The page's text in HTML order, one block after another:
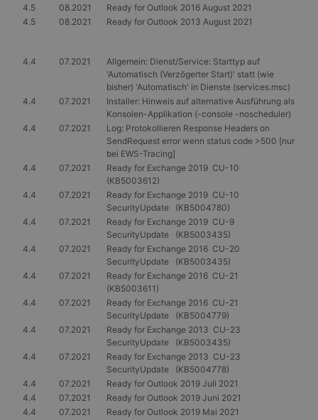
4.5
08.2021
Ready for Outlook 2016 August 2021
4.5
08.2021 Ready for Outlook 2013 August 2021
4.4 07.2021
Allgemein: Dienst/Service: Starttyp auf
'Automatisch (Verzögerter Start)' statt (wie
bisher) 'Automatisch' in Dienste (services.msc)
4.4
07.2021
Installer: Hinweis auf alternative Ausführung als
Konsolen-Applikation (-console -noscheduler)
4.4
07.2021
Log: Protokollieren Response Headers on
SendRequest error wenn status code >500 [nur
bei EWS-Tracing]
4.4
07.2021
Ready for Exchange 2019 CU-10
(KB5003612)
4.4
07.2021
Ready for Exchange 2019 CU-10
SecurityUpdate (KB5004780)
4.4
07.2021
Ready for Exchange 2019 CU-9
SecurityUpdate (KB5003435)
4.4
07.2021
Ready for Exchange 2016 CU-20
SecurityUpdate (KB5003435)
4.4
07.2021
Ready for Exchange 2016 CU-21
(KB5003611)
4.4
07.2021
Ready for Exchange 2016 CU-21
SecurityUpdate (KB5004779)
4.4
07.2021
Ready for Exchange 2013 CU-23
SecurityUpdate (KB5003435)
4.4
07.2021
Ready for Exchange 2013 CU-23
SecurityUpdate (KB5004778)
4.4
07.2021
Ready for Outlook 2019 Juli 2021
4.4
07.2021
Ready for Outlook 2019 Juni 2021
4.4
07.2021
Ready for Outlook 2019 Mai 2021